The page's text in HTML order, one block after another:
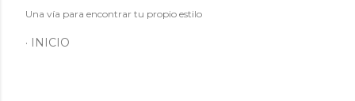
Una vía para encontrar tu propio estilo
INICIO